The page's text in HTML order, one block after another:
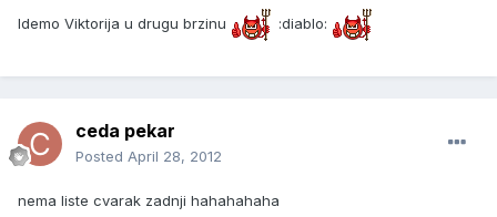
Idemo Viktorija u drugu brzinu :diablo:
ceda pekar
Posted April 28, 2012
nema liste cvarak zadnji hahahahaha